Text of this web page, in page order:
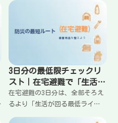
3日分の最低限チェックリ
スト｜在宅避難で「生活が
回る」最小構成
在宅避難の3日分は、全部そろえ
るより「生活が回る最低ライ